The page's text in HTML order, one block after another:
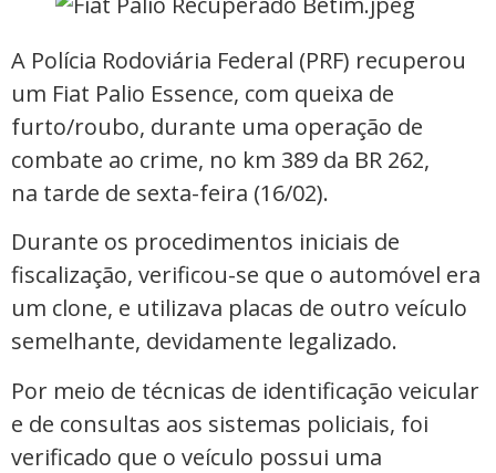
A Polícia Rodoviária Federal (PRF) recuperou
um Fiat Palio Essence, com queixa de
furto/roubo, durante uma operação de
combate ao crime, no km 389 da BR 262,
na tarde de sexta-feira (16/02).
Durante os procedimentos iniciais de
fiscalização, verificou-se que o automóvel era
um clone, e utilizava placas de outro veículo
semelhante, devidamente legalizado.
Por meio de técnicas de identificação veicular
e de consultas aos sistemas policiais, foi
verificado que o veículo possui uma